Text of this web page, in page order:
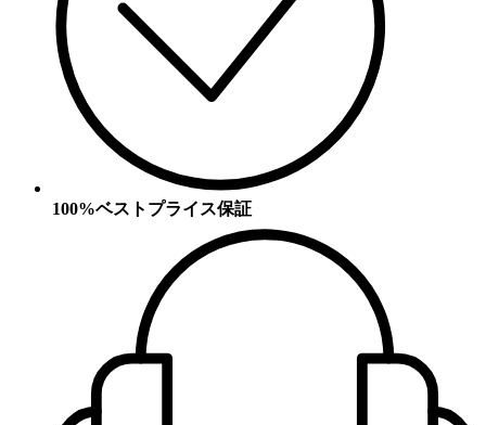
100%ベストプライス保証